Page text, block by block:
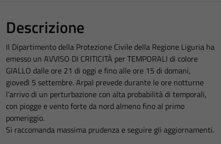
Descrizione
Il Dipartimento della Protezione Civile della Regione Liguria ha
emesso un AVVISO DI CRITICITÀ per TEMPORALI di colore
GIALLO dalle ore 21 di oggi e fino alle ore 15 di domani,
giovedì 5 settembre. Arpal prevede durante le ore notturne
l’arrivo di un perturbazione con alta probabilità di temporali,
con piogge e vento forte da nord almeno fino al primo
pomeriggio.
Si raccomanda massima prudenza e seguire gli aggiornamenti.